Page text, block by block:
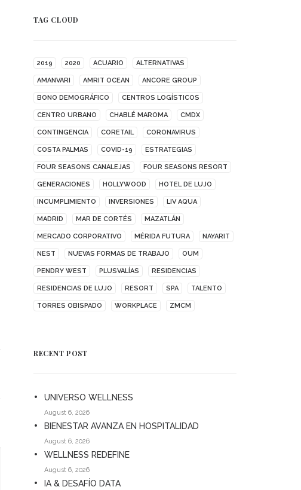
TAG CLOUD
2019 2020 ACUARIO ALTERNATIVAS
AMANVARI AMRIT OCEAN ANCORE GROUP
BONO DEMOGRÁFICO CENTROS LOGÍSTICOS
CENTRO URBANO CHABLÉ MAROMA CMDX
CONTINGENCIA CORETAIL CORONAVIRUS
COSTA PALMAS COVID-19 ESTRATEGIAS
FOUR SEASONS CANALEJAS FOUR SEASONS RESORT
GENERACIONES HOLLYWOOD HOTEL DE LUJO
INCUMPLIMIENTO INVERSIONES LIV AQUA
MADRID MAR DE CORTÉS MAZATLÁN
MERCADO CORPORATIVO MÉRIDA FUTURA NAYARIT
NEST NUEVAS FORMAS DE TRABAJO OUM
PENDRY WEST PLUSVALÍAS RESIDENCIAS
RESIDENCIAS DE LUJO RESORT SPA TALENTO
TORRES OBISPADO WORKPLACE ZMCM
RECENT POST
UNIVERSO WELLNESS
August 6, 2026
BIENESTAR AVANZA EN HOSPITALIDAD
August 6, 2026
WELLNESS REDEFINE
August 6, 2026
IA & DESAFÍO DATA